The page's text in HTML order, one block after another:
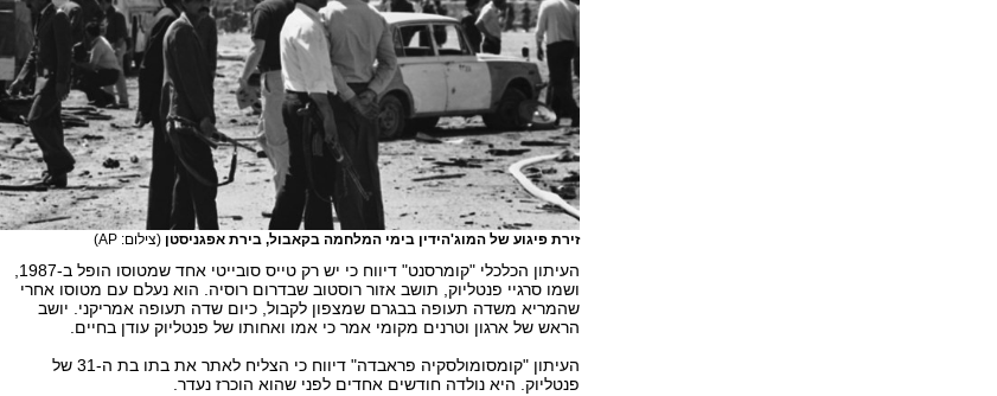
זירת פיגוע של המוג'הידין בימי המלחמה בקאבול, בירת אפגניסטן (צילום: AP)
העיתון הכלכלי "קומרסנט" דיווח כי יש רק טייס סובייטי אחד שמטוסו הופל ב-1987,
ושמו סרגיי פנטליוק, תושב אזור רוסטוב שבדרום רוסיה. הוא נעלם עם מטוסו אחרי
שהמריא משדה תעופה בבגרם שמצפון לקבול, כיום שדה תעופה אמריקני. יושב
הראש של ארגון וטרנים מקומי אמר כי אמו ואחותו של פנטליוק עודן בחיים.
העיתון "קומסומולסקיה פראבדה" דיווח כי הצליח לאתר את בתו בת ה-31 של
פנטליוק. היא נולדה חודשים אחדים לפני שהוא הוכרז נעדר.